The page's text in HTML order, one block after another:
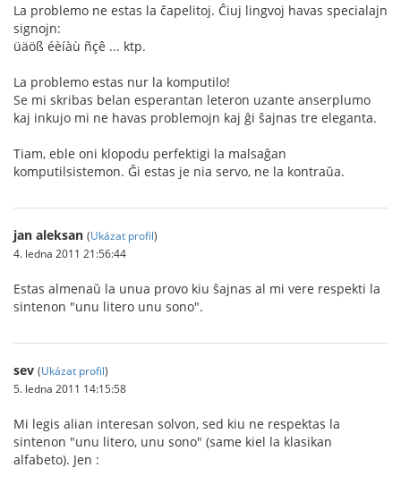
La problemo ne estas la ĉapelitoj. Ĉiuj lingvoj havas specialajn
signojn:
üäöß éèíàù ñçê ... ktp.
La problemo estas nur la komputilo!
Se mi skribas belan esperantan leteron uzante anserplumo
kaj inkujo mi ne havas problemojn kaj ĝi ŝajnas tre eleganta.
Tiam, eble oni klopodu perfektigi la malsaĝan
komputilsistemon. Ĝi estas je nia servo, ne la kontraŭa.
jan aleksan (Ukázat profil)
4. ledna 2011 21:56:44
Estas almenaŭ la unua provo kiu ŝajnas al mi vere respekti la
sintenon "unu litero unu sono".
sev (Ukázat profil)
5. ledna 2011 14:15:58
Mi legis alian interesan solvon, sed kiu ne respektas la
sintenon "unu litero, unu sono" (same kiel la klasikan
alfabeto). Jen :